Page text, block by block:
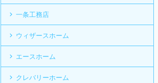
一条工務店
ウィザースホーム
エースホーム
クレバリーホーム